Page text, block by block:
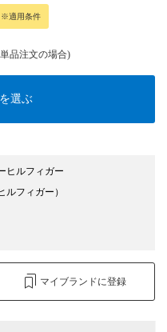
※適用条件
品注文の場合)
選ぶ
ヒルフィガー
ルフィガー）
マイブランドに登録